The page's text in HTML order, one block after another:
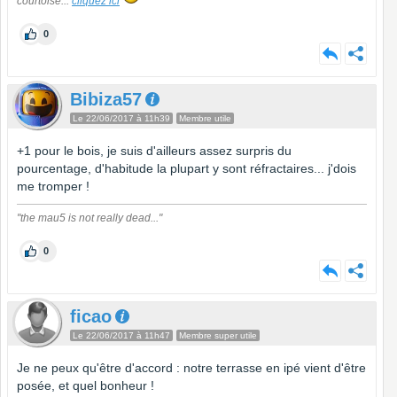
0
Bibiza57
Le 22/06/2017 à 11h39 Membre utile
+1 pour le bois, je suis d'ailleurs assez surpris du
pourcentage, d'habitude la plupart y sont réfractaires... j'dois
me tromper !
"the mau5 is not really dead..."
0
ficao
Le 22/06/2017 à 11h47 Membre super utile
Je ne peux qu'être d'accord : notre terrasse en ipé vient d'être
posée, et quel bonheur !